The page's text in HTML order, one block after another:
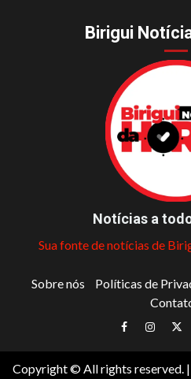
Birigui
Notícias a
Sua fonte de notícias de
Sobre nós Políticas de
Facebook
Copyright © All rights reserved. |